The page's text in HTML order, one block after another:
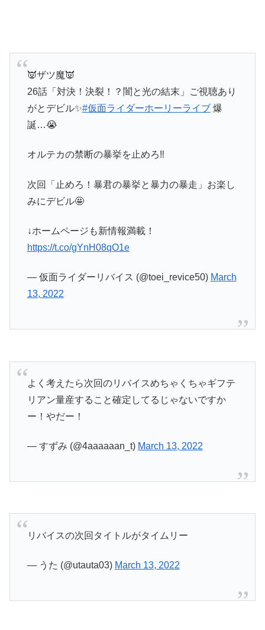
👿ザツ魔👿
26話「対決！決裂！？闇と光の結末」ご視聴あり
がとデビル✨#仮面ライダーホーリーライブ爆
誕…😭
オルテカの禁断の暴挙を止めろ‼️
次回「止めろ！暴君の暴挙と暴力の暴走」お楽し
みにデビル🤩
↓ホームページも新情報満載！
https://t.co/gYnH08qO1e
— 仮面ライダーリバイス (@toei_revice50) March
13, 2022
よく考えたら次回のリバイスめちゃくちゃギフテ
リアン量産すること確定してるじゃないですか
ー！やだー！
— すずみ (@4aaaaaan_t) March 13, 2022
リバイスの次回タイトルがタイムリー
— うた (@utauta03) March 13, 2022